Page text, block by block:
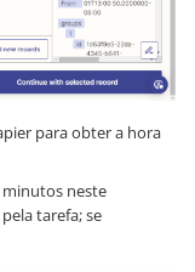
para obter a hora
minutos neste
tarefa; se